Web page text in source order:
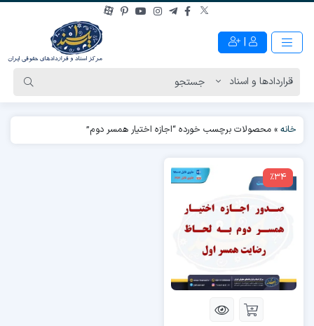
|
خانه » محصولات برچسب خورده “اجازه اختیار همسر دوم”
٪34